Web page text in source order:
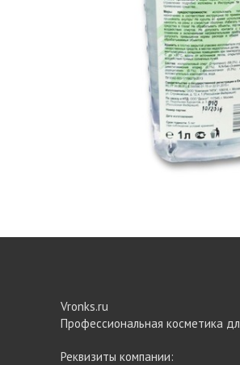
Vronks.ru
Профессиональная косметика
Реквизиты компании: